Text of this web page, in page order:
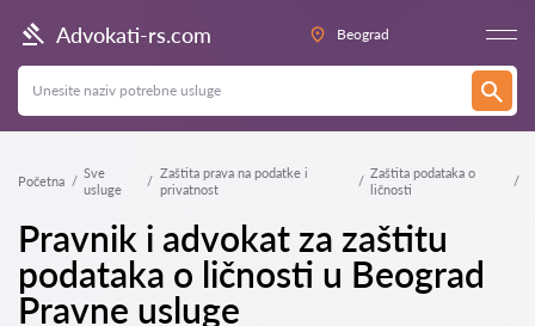
Advokati-rs.com Beograd
Početna
Sve
usluge
Zaštita prava na podatke i
privatnost
Zaštita podataka o
ličnosti
Pravnik i advokat za zaštitu
podataka o ličnosti u Beograd
Pravne usluge